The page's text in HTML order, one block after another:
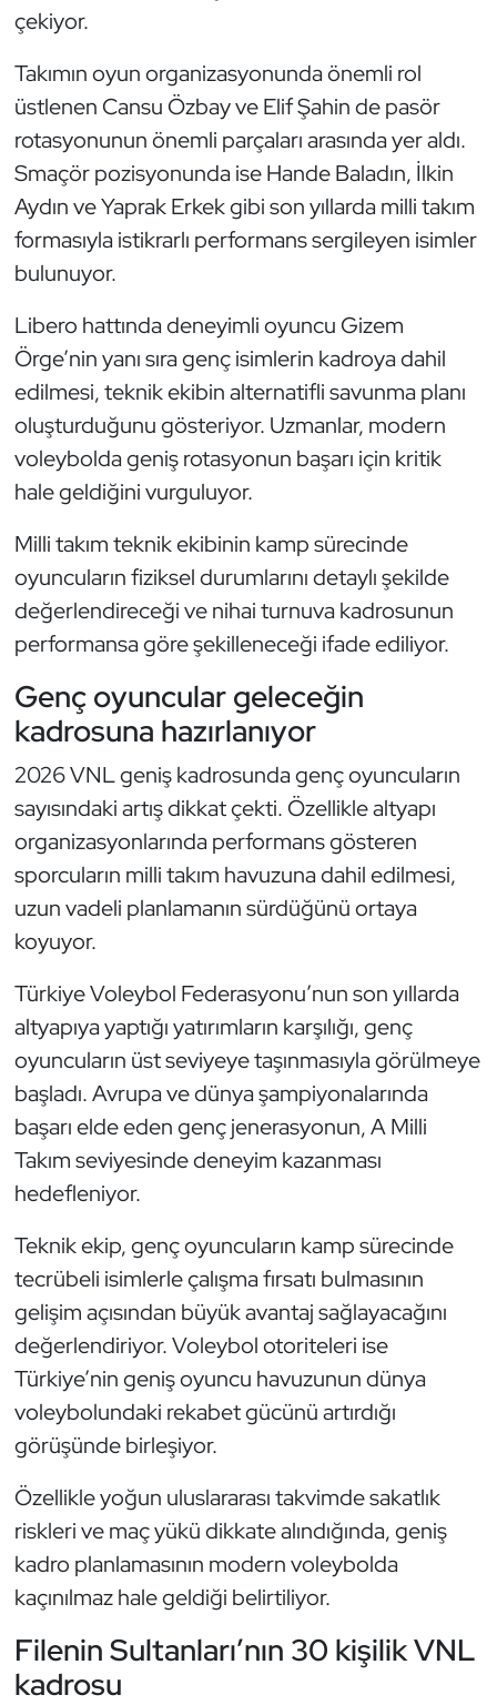
çekiyor.
Takımın oyun organizasyonunda önemli rol
üstlenen Cansu Özbay ve Elif Şahin de pasör
rotasyonunun önemli parçaları arasında yer aldı.
Smaçör pozisyonunda ise Hande Baladın, İlkin
Aydın ve Yaprak Erkek gibi son yıllarda milli takım
formasıyla istikrarlı performans sergileyen isimler
bulunuyor.
Libero hattında deneyimli oyuncu Gizem
Örge’nin yanı sıra genç isimlerin kadroya dahil
edilmesi, teknik ekibin alternatifli savunma planı
oluşturduğunu gösteriyor. Uzmanlar, modern
voleybolda geniş rotasyonun başarı için kritik
hale geldiğini vurguluyor.
Milli takım teknik ekibinin kamp sürecinde
oyuncuların fiziksel durumlarını detaylı şekilde
değerlendireceği ve nihai turnuva kadrosunun
performansa göre şekilleneceği ifade ediliyor.
Genç oyuncular geleceğin
kadrosuna hazırlanıyor
2026 VNL geniş kadrosunda genç oyuncuların
sayısındaki artış dikkat çekti. Özellikle altyapı
organizasyonlarında performans gösteren
sporcuların milli takım havuzuna dahil edilmesi,
uzun vadeli planlamanın sürdüğünü ortaya
koyuyor.
Türkiye Voleybol Federasyonu’nun son yıllarda
altyapıya yaptığı yatırımların karşılığı, genç
oyuncuların üst seviyeye taşınmasıyla görülmeye
başladı. Avrupa ve dünya şampiyonalarında
başarı elde eden genç jenerasyonun, A Milli
Takım seviyesinde deneyim kazanması
hedefleniyor.
Teknik ekip, genç oyuncuların kamp sürecinde
tecrübeli isimlerle çalışma fırsatı bulmasının
gelişim açısından büyük avantaj sağlayacağını
değerlendiriyor. Voleybol otoriteleri ise
Türkiye’nin geniş oyuncu havuzunun dünya
voleybolundaki rekabet gücünü artırdığı
görüşünde birleşiyor.
Özellikle yoğun uluslararası takvimde sakatlık
riskleri ve maç yükü dikkate alındığında, geniş
kadro planlamasının modern voleybolda
kaçınılmaz hale geldiği belirtiliyor.
Filenin Sultanları’nın 30 kişilik VNL
kadrosu
Voleybol
Vücut Geliştirme Fitness
Wushu Kungfu
Yelken
Yüzme